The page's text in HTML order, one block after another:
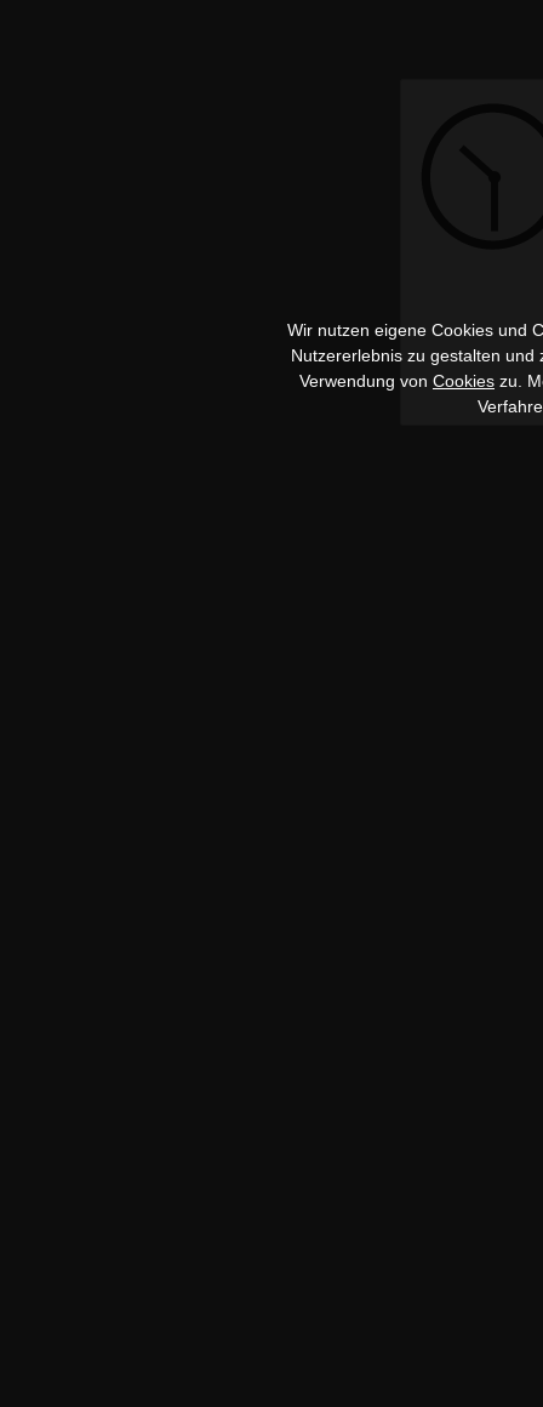
Wir nutzen eigene Cookies und
Nutzererlebnis zu gestalten
Verwendung von Cookies zu.